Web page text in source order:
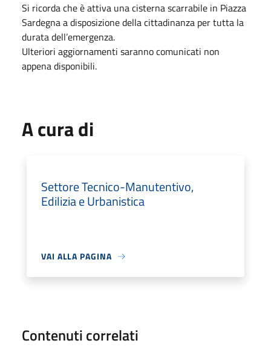
Si ricorda che è attiva una cisterna scarrabile in Piazza
Sardegna a disposizione della cittadinanza per tutta la
durata dell’emergenza.
Ulteriori aggiornamenti saranno comunicati non
appena disponibili.
A cura di
Settore Tecnico-Manutentivo,
Edilizia e Urbanistica
VAI ALLA PAGINA
Contenuti correlati